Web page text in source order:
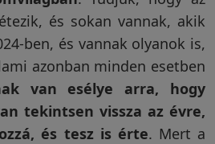
és sokan vannak, akik
ben, és vannak olyanok is,
azonban minden esetben
van esélye arra, hogy
tekintsen vissza az évre,
és tesz is érte. Mert a